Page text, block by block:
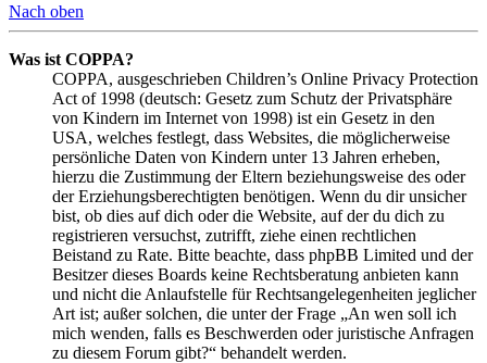
Nach oben
Was ist COPPA?
COPPA, ausgeschrieben Children’s Online Privacy Protection
Act of 1998 (deutsch: Gesetz zum Schutz der Privatsphäre
von Kindern im Internet von 1998) ist ein Gesetz in den
USA, welches festlegt, dass Websites, die möglicherweise
persönliche Daten von Kindern unter 13 Jahren erheben,
hierzu die Zustimmung der Eltern beziehungsweise des oder
der Erziehungsberechtigten benötigen. Wenn du dir unsicher
bist, ob dies auf dich oder die Website, auf der du dich zu
registrieren versuchst, zutrifft, ziehe einen rechtlichen
Beistand zu Rate. Bitte beachte, dass phpBB Limited und der
Besitzer dieses Boards keine Rechtsberatung anbieten kann
und nicht die Anlaufstelle für Rechtsangelegenheiten jeglicher
Art ist; außer solchen, die unter der Frage „An wen soll ich
mich wenden, falls es Beschwerden oder juristische Anfragen
zu diesem Forum gibt?“ behandelt werden.